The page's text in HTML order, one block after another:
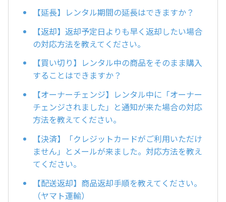
【延長】レンタル期間の延長はできますか？
【返却】返却予定日よりも早く返却したい場合
の対応方法を教えてください。
【買い切り】レンタル中の商品をそのまま購入
することはできますか？
【オーナーチェンジ】レンタル中に「オーナー
チェンジされました」と通知が来た場合の対応
方法を教えてください。
【決済】「クレジットカードがご利用いただけ
ません」とメールが来ました。対応方法を教え
てください。
【配送返却】商品返却手順を教えてください。
（ヤマト運輸）